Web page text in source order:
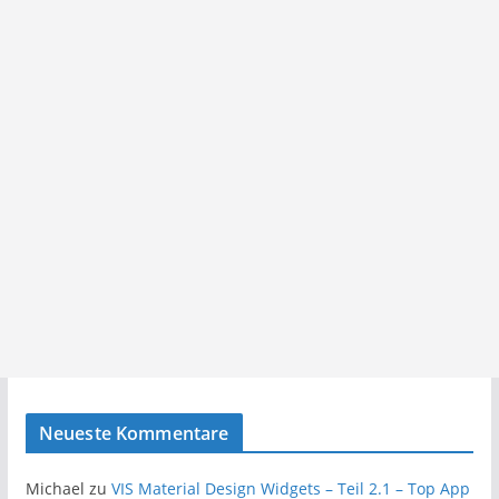
Neueste Kommentare
Michael zu VIS Material Design Widgets – Teil 2.1 – Top App